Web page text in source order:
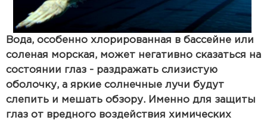
Вода, особенно хлорированная в бассейне или
соленая морская, может негативно сказаться на
состоянии глаз - раздражать слизистую
оболочку, а яркие солнечные лучи будут
слепить и мешать обзору. Именно для защиты
глаз от вредного воздействия химических